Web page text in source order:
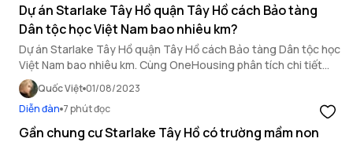
Dự án Starlake Tây Hồ quận Tây Hồ cách Bảo tàng
Dân tộc học Việt Nam bao nhiêu km?
Dự án Starlake Tây Hồ quận Tây Hồ cách Bảo tàng Dân tộc học
Việt Nam bao nhiêu km. Cùng OneHousing phân tích chi tiết
qua bài viết này.
Quốc Việt 01/08/2023
Diễn đàn 7 phút đọc
Gần chung cư Starlake Tây Hồ có trường mầm non